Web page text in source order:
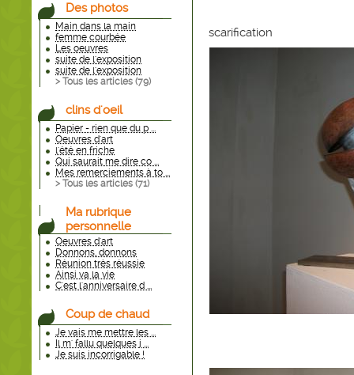
Des photos
Main dans la main
femme courbée
Les oeuvres
suite de l'exposition
suite de l'exposition
> Tous les articles (79)
clins d'oeil
Papier - rien que du p ...
Oeuvres d'art
l'été en friche
Qui saurait me dire co ...
Mes remerciements à to ...
> Tous les articles (71)
Ma rubrique
personnelle
Oeuvres d'art
Donnons, donnons
Réunion très réussie
Ainsi va la vie
C'est l'anniversaire d ...
Coup de chaud
Je vais me mettre les ...
Il m' fallu quelques j ...
Je suis incorrigable !
scarification